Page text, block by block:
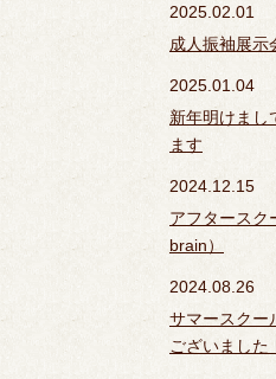
2025.02.01
成人振袖展示
2025.01.04
新年明けまし
ます
2024.12.15
アフタースク
brain）
2024.08.26
サマースクー
ございました